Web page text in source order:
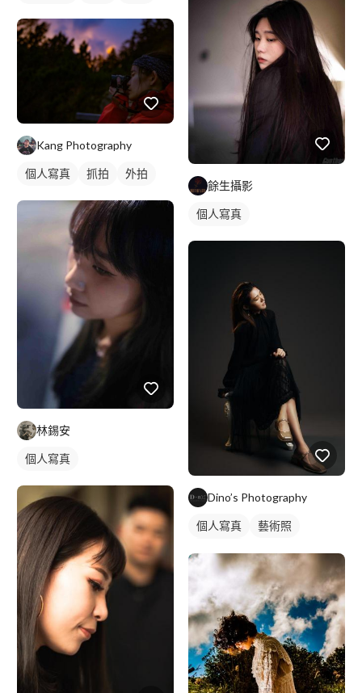
Kang Photography
個人寫真 抓拍 外拍
林錫安
個人寫真
餘生攝影
個人寫真
Dino’s Photography
個人寫真
藝術照